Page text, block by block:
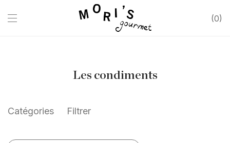
0
Les condiments
Catégories Filtrer